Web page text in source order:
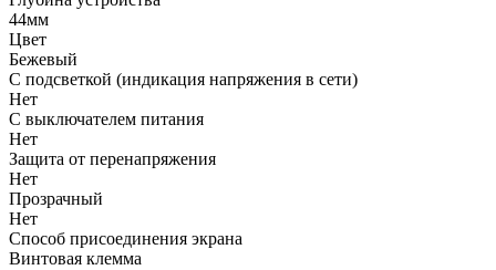
44мм
Цвет
Бежевый
С подсветкой (индикация напряжения в сети)
Нет
С выключателем питания
Нет
Защита от перенапряжения
Нет
Прозрачный
Нет
Способ присоединения экрана
Винтовая клемма